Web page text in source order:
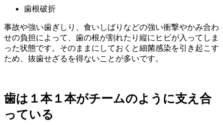
歯根破折
事故や強い歯ぎしり、食いしばりなどの強い衝撃やかみ合わ
せの負担によって、歯の根が割れたり縦にヒビが入ってしま
った状態です。そのままにしておくと細菌感染を引き起こす
ため、抜歯せざるを得ないことが多いです。
歯は１本１本がチームのように支え合
っている